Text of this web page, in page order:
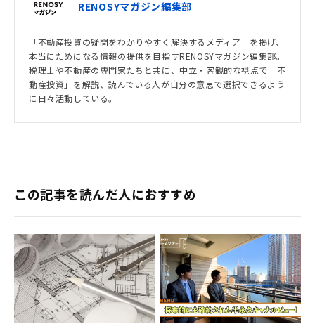
RENOSYマガジン編集部
「不動産投資の疑問をわかりやすく解決するメディア」を掲げ、
本当にためになる情報の提供を目指すRENOSYマガジン編集部。
税理士や不動産の専門家たちと共に、中立・客観的な視点で「不
動産投資」を解説、読んでいる人が自分の意思で選択できるよう
に日々活動している。
この記事を読んだ人におすすめ